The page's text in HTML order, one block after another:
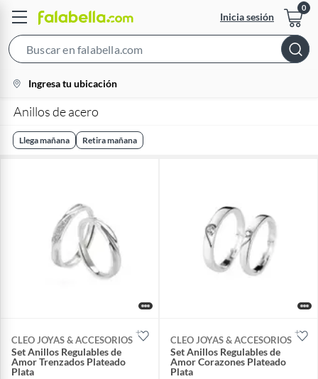
Inicia sesión
Bar
location-
icon
Ingresa tu ubicación
Anillos de acero
Llega mañana Retira mañana
CLEO JOYAS & ACCESORIOS
Set Anillos Regulables de
Amor Trenzados Plateado
Plata
CLEO JOYAS & ACCESORIOS
Set Anillos Regulables de
Amor Corazones Plateado
Plata